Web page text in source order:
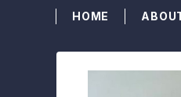
HOME